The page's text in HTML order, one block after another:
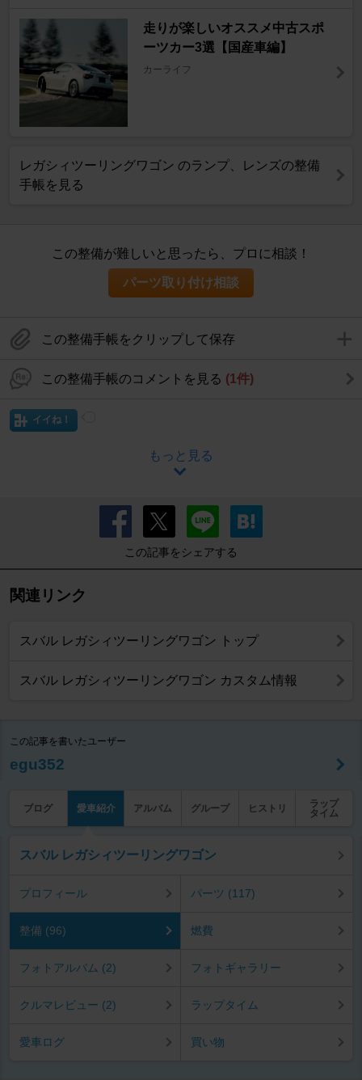
走りが楽しいオススメ中古スポ
ーツカー3選【国産車編】
カーライフ
レガシィツーリングワゴン のランプ、レンズの整備
手帳を見る
この整備が難しいと思ったら、プロに相談！
パーツ取り付け相談
この整備手帳をクリップして保存
この整備手帳のコメントを見る (1件)
イイね！
もっと見る
この記事をシェアする
関連リンク
スバル レガシィツーリングワゴン トップ
スバル レガシィツーリングワゴン カスタム情報
この記事を書いたユーザー
egu352
ブログ 愛車紹介 アルバム グループ ヒストリ
ラップ
タイム
スバル レガシィツーリングワゴン
プロフィール パーツ (117)
整備 (96) 燃費
フォトアルバム (2) フォトギャラリー
クルマレビュー (2) ラップタイム
愛車ログ 買い物